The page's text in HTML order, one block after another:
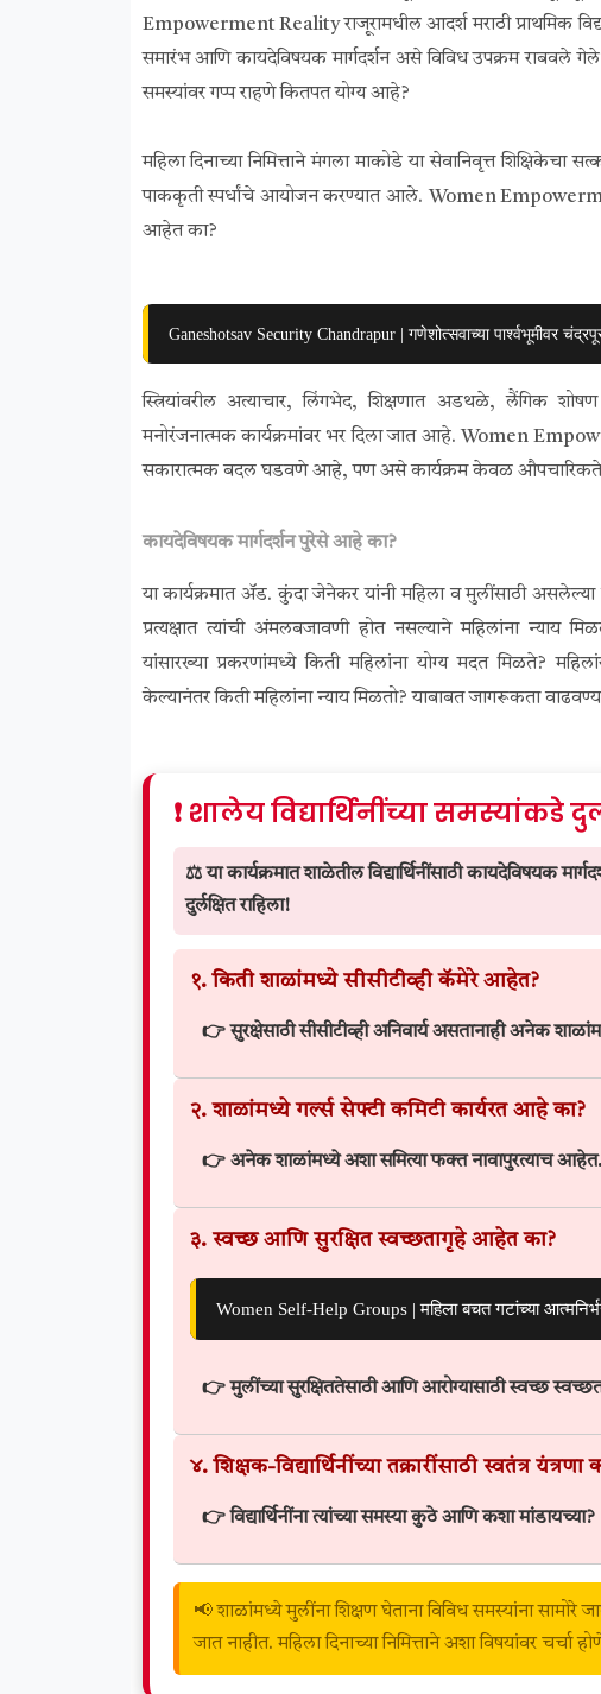
Empowerment Reality राजूरामधील आदर्श मराठी प्राथमिक
समारंभ आणि कायदेविषयक मार्गदर्शन असे विविध उपक्रम राबवले
समस्यांवर गप्प राहणे कितपत योग्य आहे?
महिला दिनाच्या निमित्ताने मंगला माकोडे या सेवानिवृत्त
पाककृती स्पर्धांचे आयोजन करण्यात आले. Women
आहेत का?
Ganeshotsav Security Chandrapur | गणेशोत्सवाच्या पार्श्वभूमीवर
स्त्रियांवरील अत्याचार, लिंगभेद, शिक्षणात अडथळे, लैंगिक
मनोरंजनात्मक कार्यक्रमांवर भर दिला जात आहे. Women
सकारात्मक बदल घडवणे आहे, पण असे कार्यक्रम केवळ
कायदेविषयक मार्गदर्शन पुरेसे आहे का?
या कार्यक्रमात ॲड. कुंदा जेनेकर यांनी महिला व मुलींसाठी असलेल्या
प्रत्यक्षात त्यांची अंमलबजावणी होत नसल्याने महिलांना न्याय
यांसारख्या प्रकरणांमध्ये किती महिलांना योग्य मदत मिळते?
केल्यानंतर किती महिलांना न्याय मिळतो? याबाबत जागरूकता
❗ शालेय विद्यार्थिनींच्या समस्यांकडे
⚖️ या कार्यक्रमात शाळेतील विद्यार्थिनींसाठी कायदेविषयक
दुर्लक्षित राहिला!
१. किती शाळांमध्ये सीसीटीव्ही कॅमेरे आहेत?
👉 सुरक्षेसाठी सीसीटीव्ही अनिवार्य असतानाही अनेक
२. शाळांमध्ये गर्ल्स सेफ्टी कमिटी कार्यरत आहे का?
👉 अनेक शाळांमध्ये अशा समित्या फक्त नावापुरत्याच आहेत.
३. स्वच्छ आणि सुरक्षित स्वच्छतागृहे आहेत का?
Women Self-Help Groups | महिला बचत गटांच्या
👉 मुलींच्या सुरक्षिततेसाठी आणि आरोग्यासाठी स्वच्छ
४. शिक्षक-विद्यार्थिनींच्या तक्रारींसाठी स्वतंत्र
👉 विद्यार्थिनींना त्यांच्या समस्या कुठे आणि कशा मांडायच्या?
📢 शाळांमध्ये मुलींना शिक्षण घेताना विविध समस्यांना सामोरे
जात नाहीत. महिला दिनाच्या निमित्ताने अशा विषयांवर चर्चा